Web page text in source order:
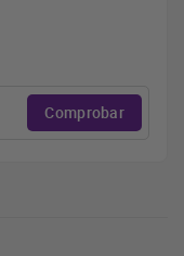
Comprobar